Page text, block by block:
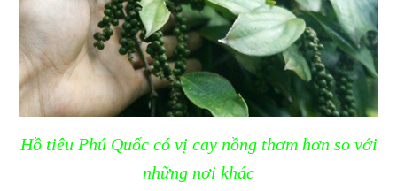
Hồ tiêu Phú Quốc có vị cay nồng thơm hơn so với
những nơi khác